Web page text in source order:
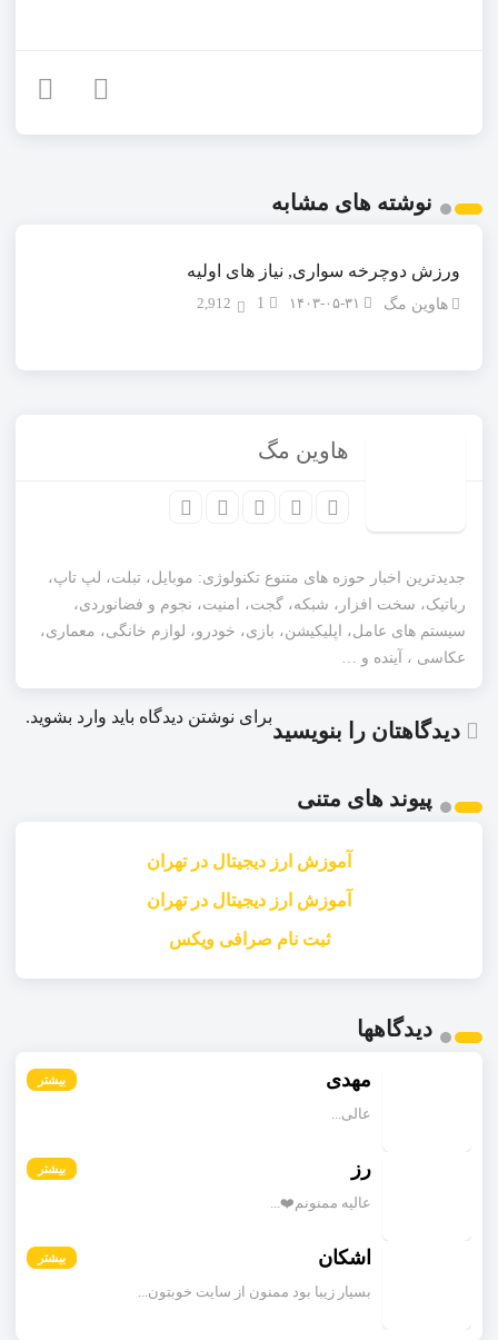
نوشته های مشابه
ورزش دوچرخه سواری, نیاز های اولیه
هاوین مگ ۱۴۰۳-۰۵-۳۱ 2,912
هاوین مگ
جدیدترین اخبار حوزه های متنوع تکنولوژی: موبایل، تبلت، لپ تاپ،
رباتیک، سخت افزار، شبکه، گجت، امنیت، نجوم و فضانوردی،
سیستم های عامل، اپلیکیشن، بازی، خودرو، لوازم خانگی، معماری،
عکاسی ، آینده و …
دیدگاهتان را بنویسید
برای نوشتن دیدگاه باید وارد بشوید.
پیوند های متنی
آموزش ارز دیجیتال در تهران
آموزش ارز دیجیتال در تهران
ثبت نام صرافی ویکس
دیدگاهها
مهدی بیشتر
عالی...
رز بیشتر
عالیه ممنونم❤️...
اشکان بیشتر
بسیار زیبا بود ممنون از سایت خوبتون...